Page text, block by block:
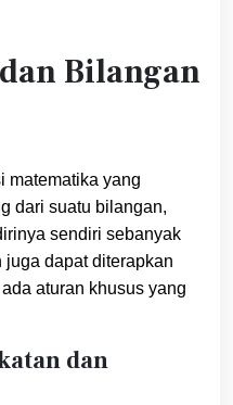
Bilangan
matematika yang
dari suatu bilangan,
sendiri sebanyak
dapat diterapkan
aturan khusus yang
dan